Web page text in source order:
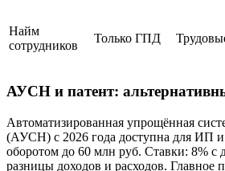
Найм
сотрудников
Только ГПД
АУСН и патент:
Автоматизированная упрощённая
(АУСН) с 2026 года доступна для ИП
оборотом до 60 млн руб. Ставки: 8% с
разницы доходов и расходов.